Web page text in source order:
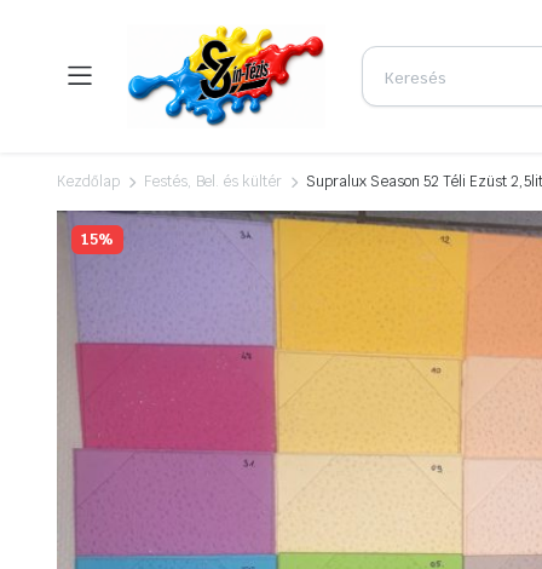
Kezdőlap Festés, Bel. és kültér Supralux Season 52 Téli Ezüst
15%